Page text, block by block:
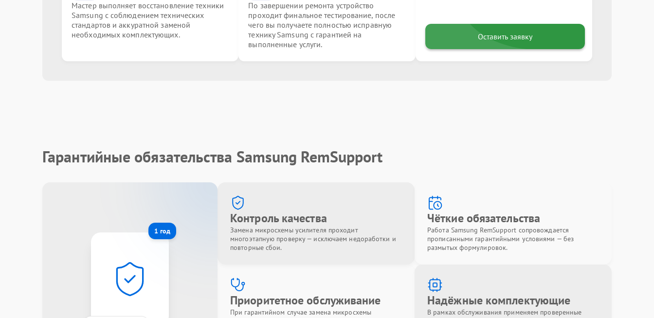
Мастер выполняет восстановление техники
Samsung с соблюдением технических
стандартов и аккуратной заменой
необходимых комплектующих.
По завершении ремонта устройство
проходит финальное тестирование, после
чего вы получаете полностью исправную
технику Samsung с гарантией на
выполненные услуги.
Оставить заявку
Гарантийные обязательства Samsung RemSupport
1 год
Контроль качества
Замена микросхемы усилителя проходит
многоэтапную проверку — исключаем недоработки и
повторные сбои.
Чёткие обязательства
Работа Samsung RemSupport сопровождается
прописанными гарантийными условиями — без
размытых формулировок.
Приоритетное обслуживание
При гарантийном случае замена микросхемы
Надёжные комплектующие
В рамках обслуживания применяем проверенные